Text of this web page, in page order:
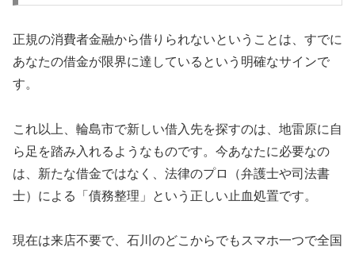
正規の消費者金融から借りられないということは、すでに
あなたの借金が限界に達しているという明確なサインで
す。
これ以上、輪島市で新しい借入先を探すのは、地雷原に自
ら足を踏み入れるようなものです。今あなたに必要なの
は、新たな借金ではなく、法律のプロ（弁護士や司法書
士）による「債務整理」という正しい止血処置です。
現在は来店不要で、石川のどこからでもスマホ一つで全国